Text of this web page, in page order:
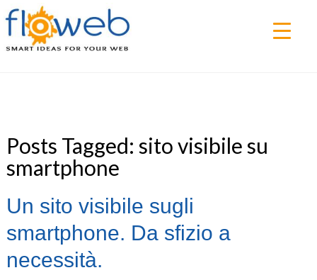
Posts Tagged: sito visibile su
smartphone
Un sito visibile sugli
smartphone. Da sfizio a
necessità.